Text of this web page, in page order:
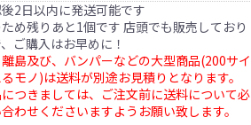
2日以内に発送可能です
め残りあと1個です 店頭でも販売しており
ご購入はお早めに！
島及び、バンパーなどの大型商品(200サイ
モノ)は送料が別途お見積りとなります。
つきましては、ご注文前に送料について必
わせくださいますようお願い致します。